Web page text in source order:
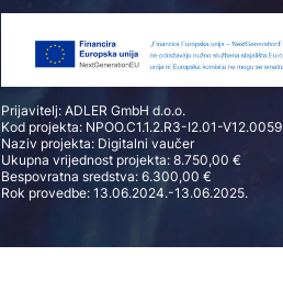
Prijavitelj: ADLER GmbH d.o.o.
Kod projekta: NPOO.C1.1.2.R3-I2.01-V12.0059
Naziv projekta: Digitalni vaučer
Ukupna vrijednost projekta: 8.750,00 €
Bespovratna sredstva: 6.300,00 €
Rok provedbe: 13.06.2024.-13.06.2025.